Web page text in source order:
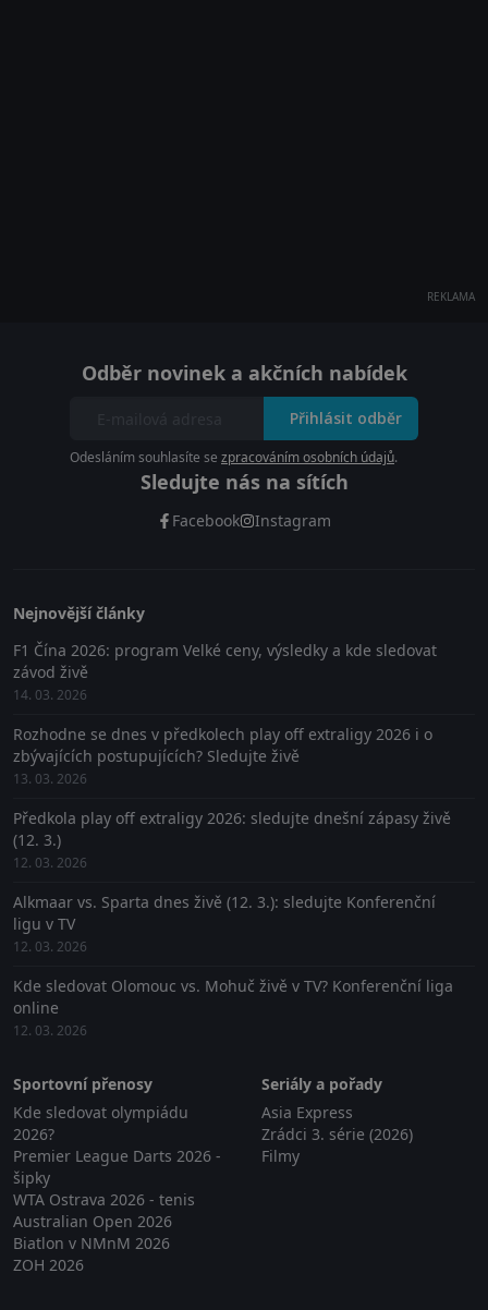
REKLAMA
Odběr novinek a akčních nabídek
Přihlásit odběr
Odesláním souhlasíte se zpracováním osobních údajů.
Sledujte nás na sítích
Facebook Instagram
Nejnovější články
F1 Čína 2026: program Velké ceny, výsledky a kde sledovat
závod živě
14. 03. 2026
Rozhodne se dnes v předkolech play off extraligy 2026 i o
zbývajících postupujících? Sledujte živě
13. 03. 2026
Předkola play off extraligy 2026: sledujte dnešní zápasy živě
(12. 3.)
12. 03. 2026
Alkmaar vs. Sparta dnes živě (12. 3.): sledujte Konferenční
ligu v TV
12. 03. 2026
Kde sledovat Olomouc vs. Mohuč živě v TV? Konferenční liga
online
12. 03. 2026
Sportovní přenosy
Kde sledovat olympiádu
2026?
Premier League Darts 2026 -
šipky
WTA Ostrava 2026 - tenis
Australian Open 2026
Biatlon v NMnM 2026
ZOH 2026
Seriály a pořady
Asia Express
Zrádci 3. série (2026)
Filmy